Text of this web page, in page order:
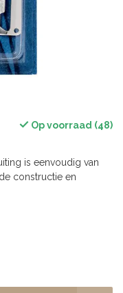
Op voorraad (48)
is eenvoudig van
constructie en